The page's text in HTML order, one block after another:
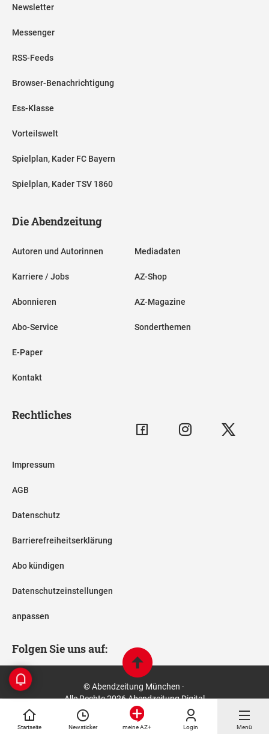
Startseite Newsticker meine AZ+ Login Menü
Newsletter
Messenger
RSS-Feeds
Browser-Benachrichtigung
Ess-Klasse
Vorteilswelt
Spielplan, Kader FC Bayern
Spielplan, Kader TSV 1860
Die Abendzeitung
Autoren und Autorinnen
Karriere / Jobs
Abonnieren
Abo-Service
E-Paper
Kontakt
Mediadaten
AZ-Shop
AZ-Magazine
Sonderthemen
Rechtliches
Impressum
AGB
Datenschutz
Barrierefreiheitserklärung
Abo kündigen
Datenschutzeinstellungen
anpassen
Folgen Sie uns auf:
© Abendzeitung München ·
Alle Rechte 2026 Abendzeitung Digital